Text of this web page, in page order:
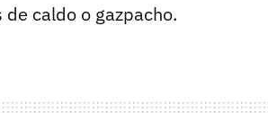
caldo o gazpacho.